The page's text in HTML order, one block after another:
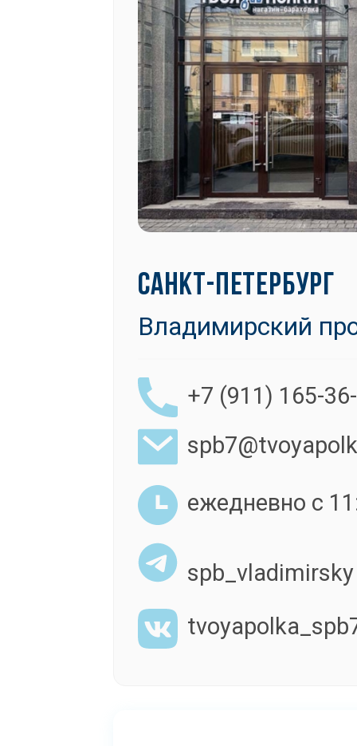
САНКТ-ПЕТЕРБУРГ
Владимирский
+7 (911) 165-
ежедневно с
spb_vladimirsky